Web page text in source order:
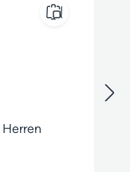
Herren